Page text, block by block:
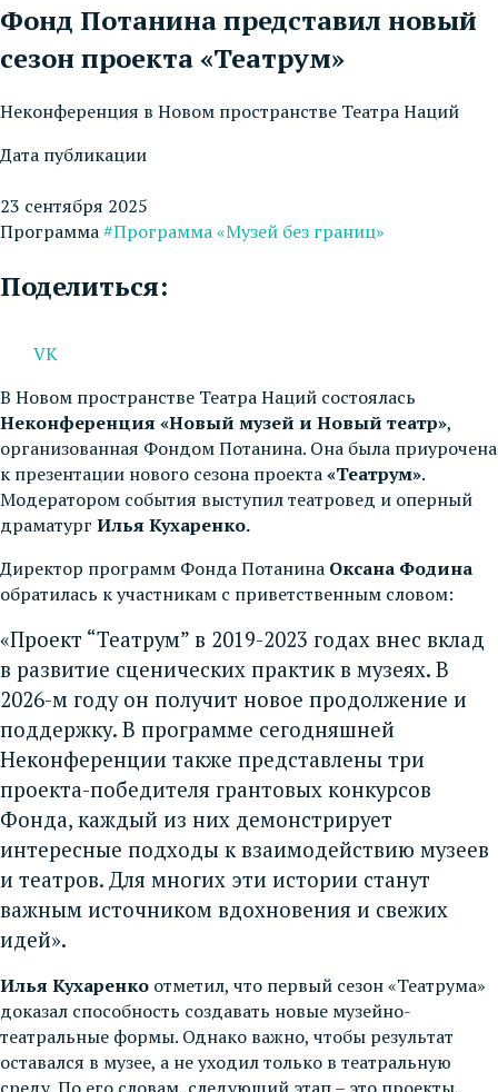
Фонд Потанина представил новый
сезон проекта «Театрум»
Неконференция в Новом пространстве Театра Наций
Дата публикации
23 сентября 2025
Программа#Программа «Музей без границ»
Поделиться:
VK
В Новом пространстве Театра Наций состоялась
Неконференция «Новый музей и Новый театр»,
организованная Фондом Потанина. Она была приурочена
к презентации нового сезона проекта«Театрум».
Модератором события выступил театровед и оперный
драматург Илья Кухаренко.
Директор программ Фонда Потанина Оксана Фодина
обратилась к участникам с приветственным словом:
«Проект “Театрум” в 2019-2023 годах внес вклад
в развитие сценических практик в музеях. В
2026-м году он получит новое продолжение и
поддержку. В программе сегодняшней
Неконференции также представлены три
проекта-победителя грантовых конкурсов
Фонда, каждый из них демонстрирует
интересные подходы к взаимодействию музеев
и театров. Для многих эти истории станут
важным источником вдохновения и свежих
идей».
Илья Кухаренко отметил, что первый сезон «Театрума»
доказал способность создавать новые музейно-
театральные формы. Однако важно, чтобы результат
оставался в музее, а не уходил только в театральную